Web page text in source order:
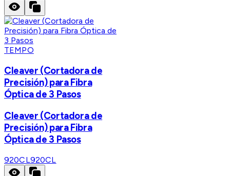
TEMPO
Cleaver (Cortadora de
Precisión) para Fibra
Óptica de 3 Pasos
Cleaver (Cortadora de
Precisión) para Fibra
Óptica de 3 Pasos
920CL920CL